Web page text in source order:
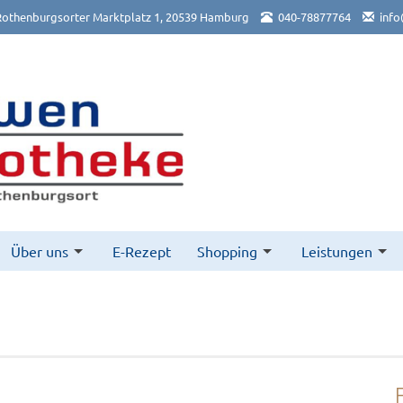
Marktplatz 1, 20539 Hamburg 040-78877764
Über uns E-Rezept Shopping Leistungen